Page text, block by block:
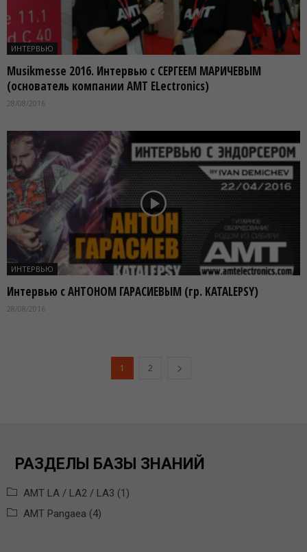
ИНТЕРВЬЮ
Musikmesse 2016. Интервью с СЕРГЕЕМ МАРИЧЕВЫМ
(основатель компании AMT ELectronics)
28/08/2016
ИНТЕРВЬЮ
Интервью с АНТОНОМ ГАРАСИЕВЫМ (гр. KATALEPSY)
28/08/2016
1 2
РАЗДЕЛЫ БАЗЫ ЗНАНИЙ
AMT LA / LA2 / LA3 (1)
AMT Pangaea (4)